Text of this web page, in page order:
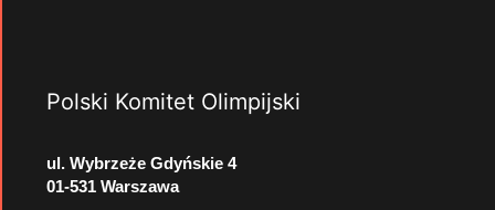
Polski Komitet Olimpijski
ul. Wybrzeże Gdyńskie 4
01-531 Warszawa